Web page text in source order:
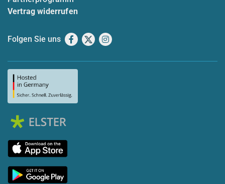
Vertrag widerrufen
Folgen Sie uns Facebook
X Instagram